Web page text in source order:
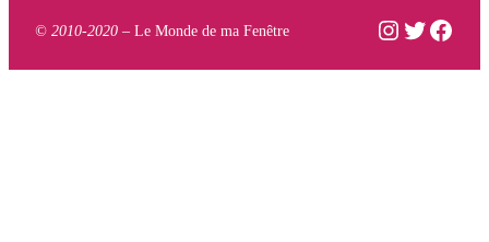
© 2010-2020 – Le Monde de ma Fenêtre Instagram
Twitter